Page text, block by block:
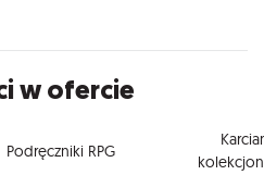
w ofercie
Podręczniki RPG